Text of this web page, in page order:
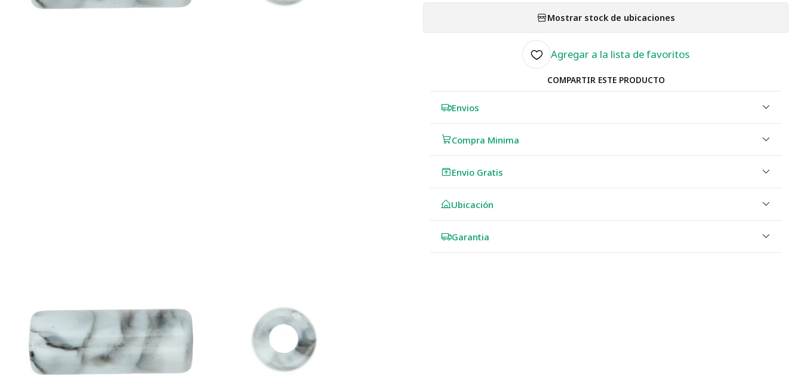
Mostrar stock de ubicaciones
Agregar a la lista de favoritos
COMPARTIR ESTE PRODUCTO
Envios
Compra Minima
Envio Gratis
Ubicación
Garantia